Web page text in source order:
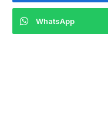
WhatsApp